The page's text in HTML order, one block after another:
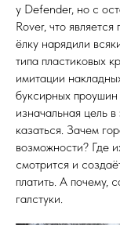
у Defender, но с
Rover, что
ёлку нарядили
типа пластиковых
имитации
буксирных
изначальная цель
казаться. Зачем
возможности? Где
смотрится и
платить. А почему,
галстуки.